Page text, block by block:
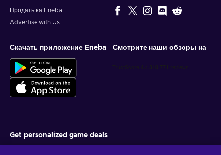
Продать на Eneba
Advertise with Us
Скачать приложение Eneba Смотрите наши обзоры на
Get personalized game deals